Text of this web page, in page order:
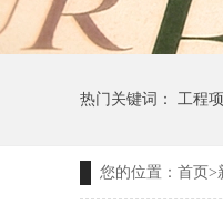
热门关键词： 工程
您的位置： 首页>